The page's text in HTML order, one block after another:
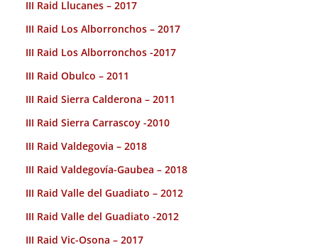
III Raid Llucanes – 2017
III Raid Los Alborronchos – 2017
III Raid Los Alborronchos -2017
III Raid Obulco – 2011
III Raid Sierra Calderona – 2011
III Raid Sierra Carrascoy -2010
III Raid Valdegovia – 2018
III Raid Valdegovía-Gaubea – 2018
III Raid Valle del Guadiato – 2012
III Raid Valle del Guadiato -2012
III Raid Vic-Osona – 2017